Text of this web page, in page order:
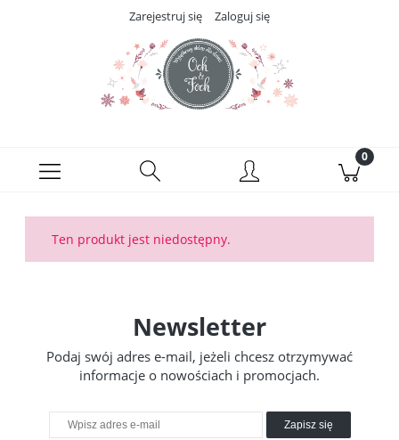
Zarejestruj się Zaloguj się
Ten produkt jest niedostępny.
Newsletter
Podaj swój adres e-mail, jeżeli chcesz otrzymywać
informacje o nowościach i promocjach.
Zapisz się